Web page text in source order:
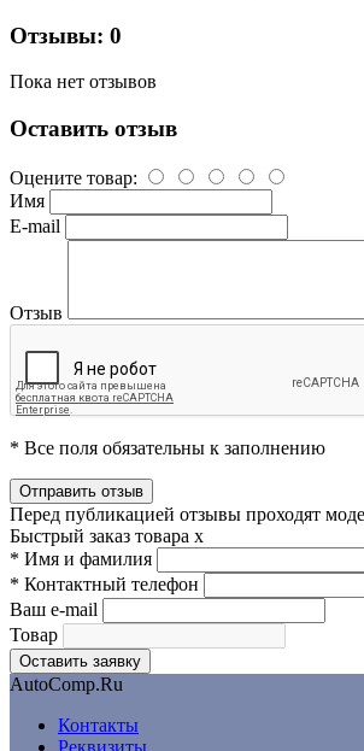
Отзывы: 0
Пока нет отзывов
Оставить отзыв
Оцените товар:
Имя
E-mail
Отзыв
* Все поля обязательны к заполнению
Перед публикацией отзывы проходят
Быстрый заказ товара x
* Имя и фамилия
* Контактный телефон
Ваш e-mail
Товар
AutoComp.Ru
Контакты
Реквизиты